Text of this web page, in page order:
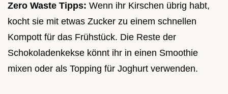
Zero Waste Tipps: Wenn ihr Kirschen übrig habt,
kocht sie mit etwas Zucker zu einem schnellen
Kompott für das Frühstück. Die Reste der
Schokoladenkekse könnt ihr in einen Smoothie
mixen oder als Topping für Joghurt verwenden.